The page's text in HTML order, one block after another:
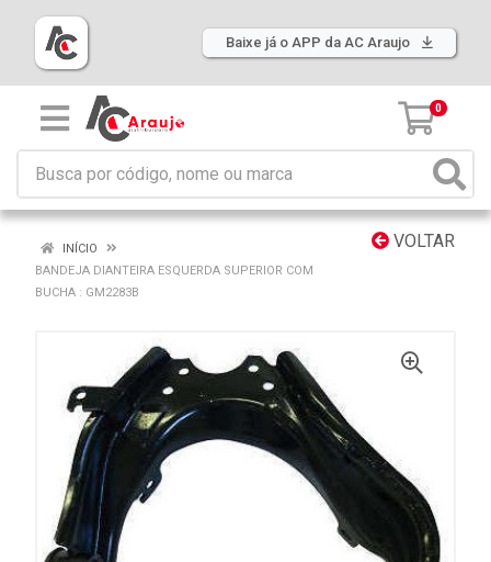
Baixe já o APP da AC Araujo
0
VOLTAR
INÍCIO
BANDEJA DIANTEIRA ESQUERDA SUPERIOR COM
BUCHA : GM2283B